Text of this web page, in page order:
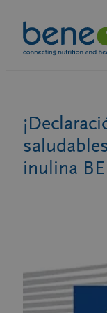
contenido
inulina